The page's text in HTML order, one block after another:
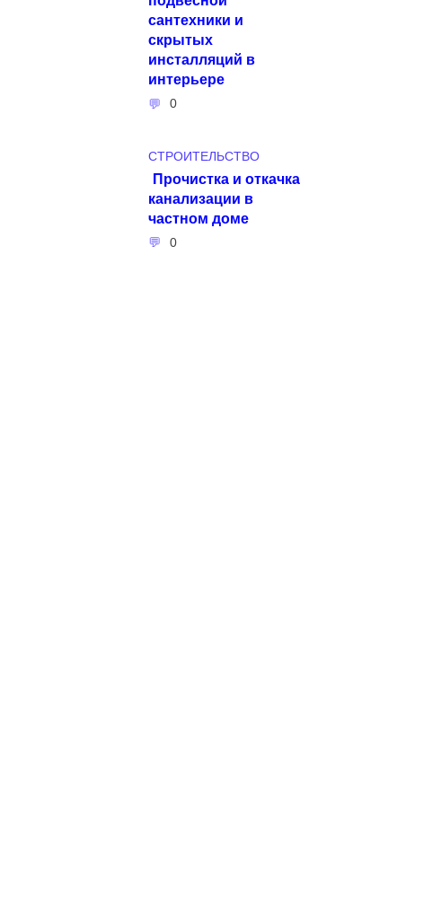
сантехники и
скрытых
инсталляций в
интерьере
0
СТРОИТЕЛЬСТВО
Прочистка и откачка
канализации в
частном доме
0